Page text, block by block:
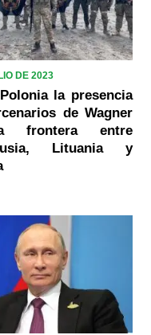
DE 2023
la presencia
de Wagner
frontera entre
Lituania y